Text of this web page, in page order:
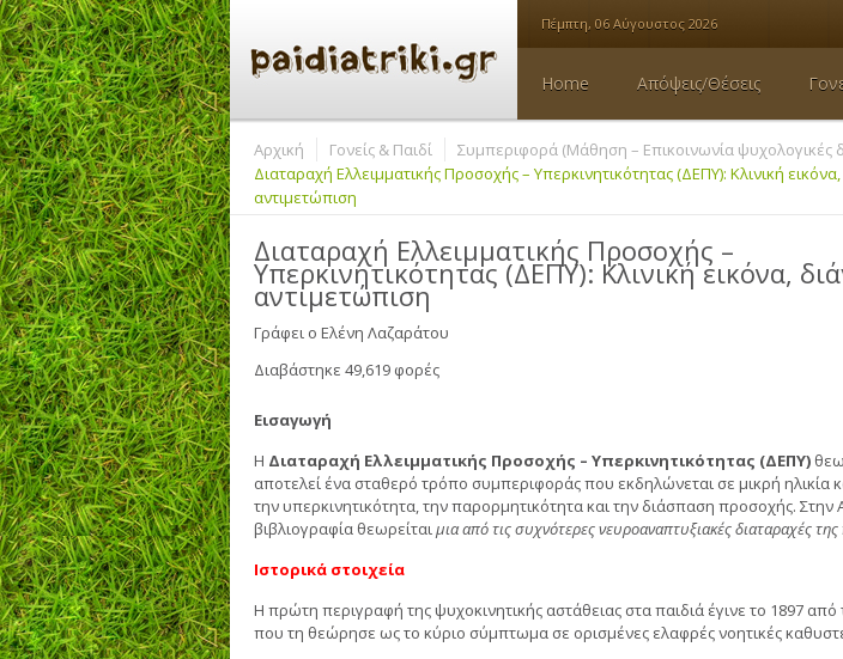
Πέμπτη, 06 Αύγουστος 2026
Home Απόψεις/Θέσεις
Αρχική Γονείς & Παιδί
Συμπεριφορά (Μάθηση – Επικοινωνία ψυχολογικές
Διαταραχή Ελλειμματικής Προσοχής – Υπερκινητικότητας (ΔΕΠΥ): Κλινική
αντιμετώπιση
Διαταραχή Ελλειμματικής Προσοχής –
Υπερκινητικότητας (ΔΕΠΥ): Κλινική εικόνα,
αντιμετώπιση
Γράφει ο Ελένη Λαζαράτου
Διαβάστηκε 49,619 φορές
Εισαγωγή
Η Διαταραχή Ελλειμματικής Προσοχής – Υπερκινητικότητας (ΔΕΠΥ)
αποτελεί ένα σταθερό τρόπο συμπεριφοράς που εκδηλώνεται σε μικρή ηλικία
την υπερκινητικότητα, την παρορμητικότητα και την διάσπαση προσοχής. Στην
βιβλιογραφία θεωρείταιμια από τις συχνότερες νευροαναπτυξιακές διαταραχές της
Ιστορικά στοιχεία
Η πρώτη περιγραφή της ψυχοκινητικής αστάθειας στα παιδιά έγινε το 1897 από
που τη θεώρησε ως το κύριο σύμπτωμα σε ορισμένες ελαφρές νοητικές